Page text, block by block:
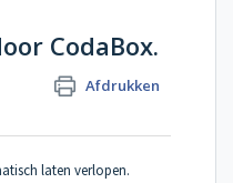
CodaBox.
Afdrukken
laten verlopen.